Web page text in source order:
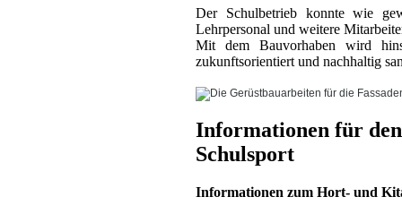
Der Schulbetrieb konnte wie
Lehrpersonal und weitere
Mit dem Bauvorhaben wird
zukunftsorientiert und nachhaltig
Informationen für
Schulsport
Informationen zum Hort- und